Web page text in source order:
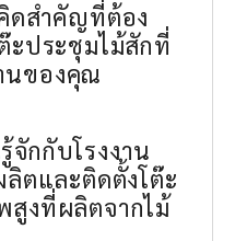
ดสำคัญที่ต้อง
ะประชุมไม้สักที่
นของคุณ
จักกับโรงงาน
ลิตและติดตั้งโต๊ะ
งที่ผลิตจากไม้